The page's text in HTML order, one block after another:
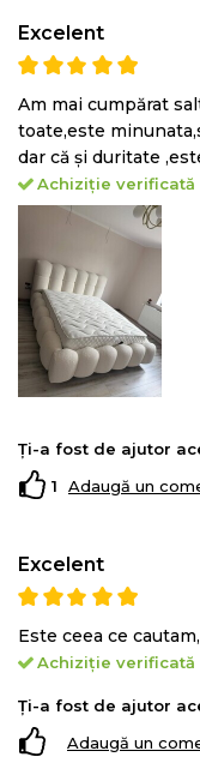
partenerul de
Pocket®permite
in functie de
suprafata saltelei
sanatoasaa
Stratul de confort
elastica Green
spumaGreen
corp eliminand
Excelent
Am mai cumpărat
toate,este
dar că și duritate
Achiziție verificată
Ți-a fost de ajutor
1
Adaugă un
Excelent
Este ceea ce
Achiziție verificată
Ți-a fost de ajutor
Adaugă un